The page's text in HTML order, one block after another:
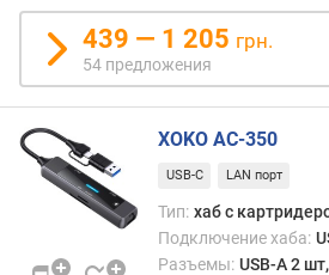
439 — 1 205 грн.
54 предложения
XOKO AC-350
USB-C LAN порт
Тип: хаб с
Подключение хаба:
Разъемы: USB-A 2